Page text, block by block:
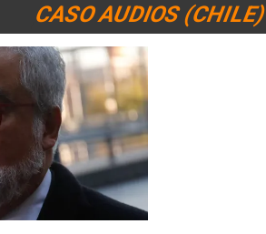
CASO AUDIOS (CHILE)